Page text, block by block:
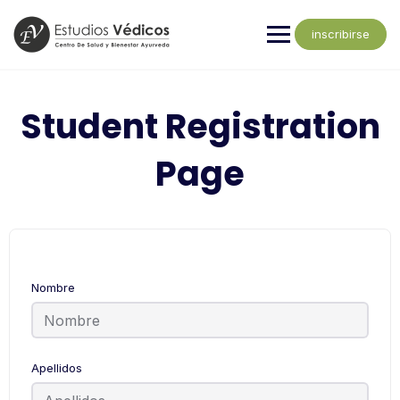
inscribirse
Student Registration
Page
Nombre
Apellidos